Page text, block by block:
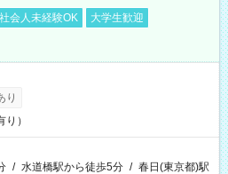
社会人未経験OK
大学生歓迎
り
）
/ 水道橋駅から徒歩5分 / 春日(東京都)駅